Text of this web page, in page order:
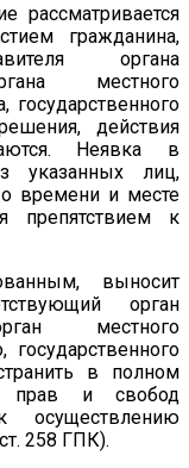
рассматривается
гражданина,
органа
местного
государственного
действия
Неявка в
указанных лиц,
времени и месте
препятствием к
выносит
орган
местного
в полном
прав и свобод
осуществлению
258 ГПК).